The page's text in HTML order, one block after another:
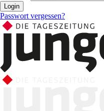
Login
Passwort vergessen?